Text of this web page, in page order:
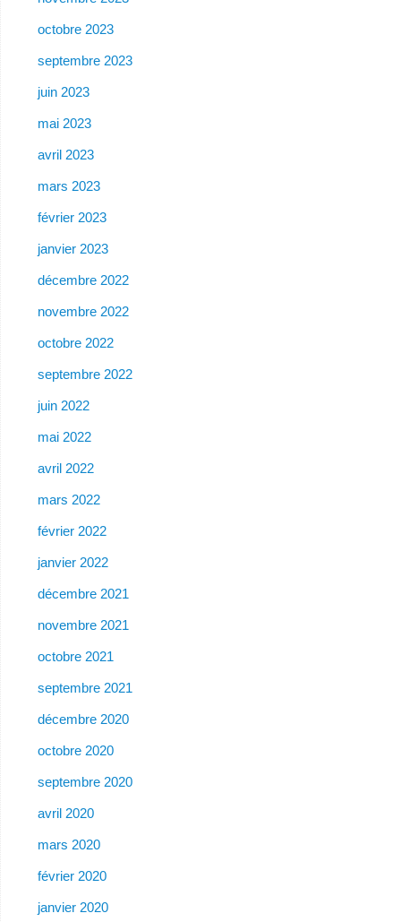
octobre 2023
septembre 2023
juin 2023
mai 2023
avril 2023
mars 2023
février 2023
janvier 2023
décembre 2022
novembre 2022
octobre 2022
septembre 2022
juin 2022
mai 2022
avril 2022
mars 2022
février 2022
janvier 2022
décembre 2021
novembre 2021
octobre 2021
septembre 2021
décembre 2020
octobre 2020
septembre 2020
avril 2020
mars 2020
février 2020
janvier 2020